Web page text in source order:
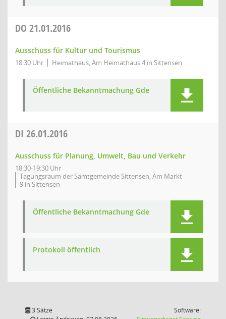
DO 21.01.2016
Ausschuss für Kultur und Tourismus
18:30 Uhr Heimathaus, Am Heimathaus 4 in Sittensen
Öffentliche Bekanntmachung Gde
DI 26.01.2016
Ausschuss für Planung, Umwelt, Bau und Verkehr
18:30-19:30 Uhr
Tagungsraum der Samtgemeinde Sittensen, Am Markt
9 in Sittensen
Öffentliche Bekanntmachung Gde
Protokoll öffentlich
3 Sätze
Software: